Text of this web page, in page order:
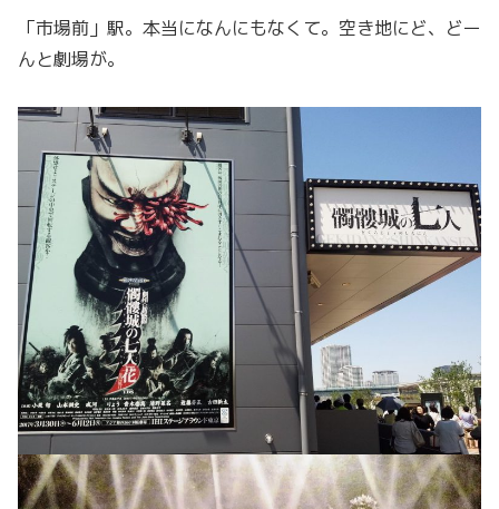
「市場前」駅。本当になんにもなくて。空き地にど、どー
んと劇場が。